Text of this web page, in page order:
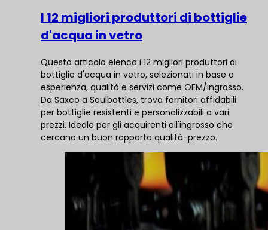
I 12 migliori produttori di bottiglie
d'acqua in vetro
Questo articolo elenca i 12 migliori produttori di
bottiglie d'acqua in vetro, selezionati in base a
esperienza, qualità e servizi come OEM/ingrosso.
Da Saxco a Soulbottles, trova fornitori affidabili
per bottiglie resistenti e personalizzabili a vari
prezzi. Ideale per gli acquirenti all'ingrosso che
cercano un buon rapporto qualità-prezzo.